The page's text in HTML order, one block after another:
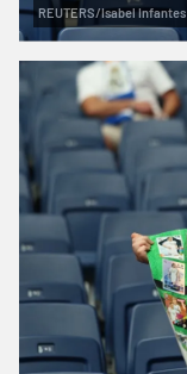
REUTERS/Isabel Infantes